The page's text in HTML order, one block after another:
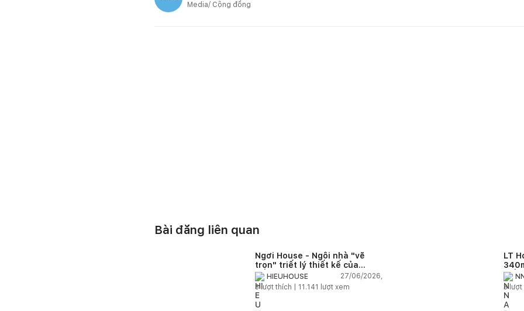
Media/ Cộng đồng
Bài đăng liên quan
Ngơi House - Ngôi nhà "vẽ
trọn" triết lý thiết kế của
HIEUHOUSE
HIEUHOUSE
27/06/2026,
3lượt thích | 11.141 lượt xem
LT
kiến
kết
3lượt